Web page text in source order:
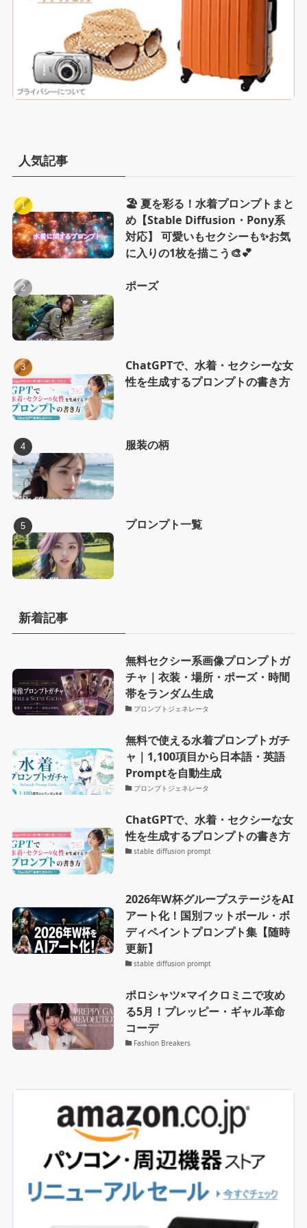
人気記事
🏖️ 夏を彩る！水着プロンプトまと
め【Stable Diffusion・Pony系
対応】 可愛いもセクシーも✨お気
に入りの1枚を描こう🎨💕
ポーズ
ChatGPTで、水着・セクシーな女
性を生成するプロンプトの書き方
服装の柄
プロンプト一覧
新着記事
無料セクシー系画像プロンプトガ
チャ｜衣装・場所・ポーズ・時間
帯をランダム生成
プロンプトジェネレータ
無料で使える水着プロンプトガチ
ャ｜1,100項目から日本語・英語
Promptを自動生成
プロンプトジェネレータ
ChatGPTで、水着・セクシーな女
性を生成するプロンプトの書き方
stable diffusion prompt
2026年W杯グループステージをAI
アート化！国別フットボール・ボ
ディペイントプロンプト集【随時
更新】
stable diffusion prompt
ポロシャツ×マイクロミニで攻め
る5月！プレッピー・ギャル革命
コーデ
Fashion Breakers